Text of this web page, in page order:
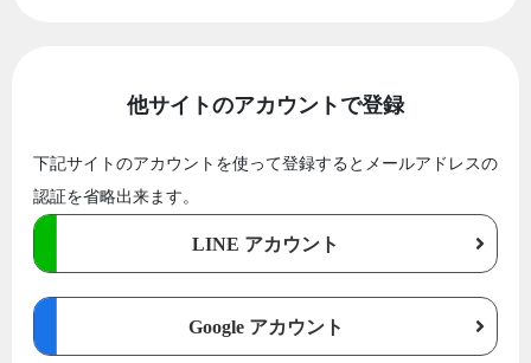
他サイトのアカウントで登録
下記サイトのアカウントを使って登録するとメールアドレスの
認証を省略出来ます。
LINE アカウント
Google アカウント